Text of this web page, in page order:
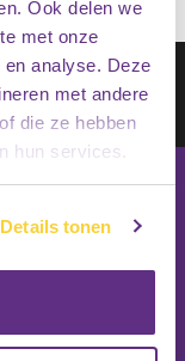
Ook delen we
met onze
analyse. Deze
met andere
die ze hebben
hun services.
Details tonen
Inschrijven